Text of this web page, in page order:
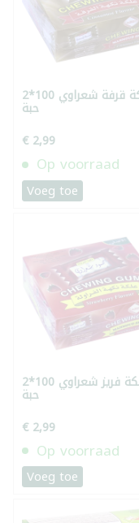
علكة قرفة شعراوي 100*2
حبة
€ 2,99
Op voorraad
Voeg toe
علكة فريز شعراوي 100*2
حبة
€ 2,99
Op voorraad
Voeg toe